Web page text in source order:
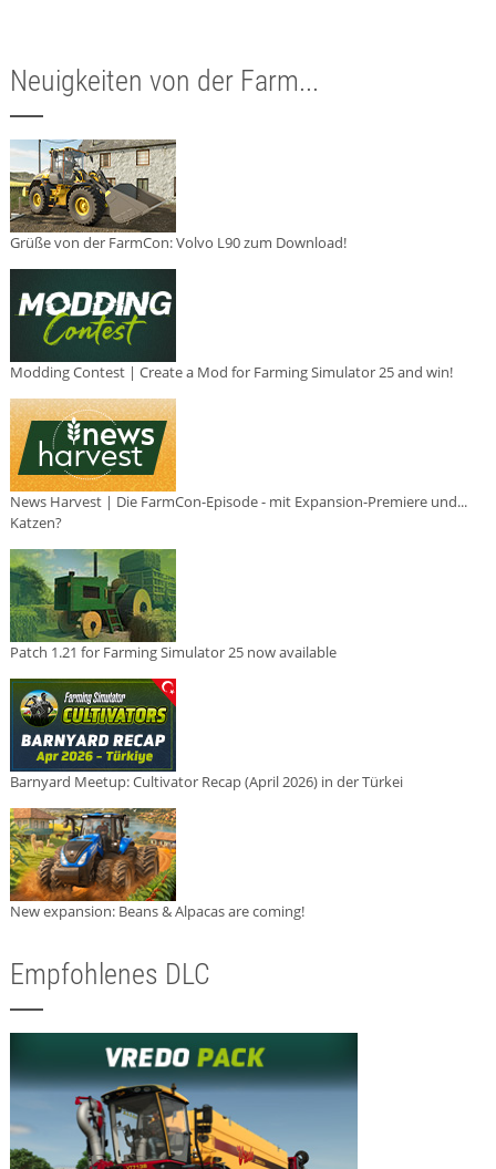
Neuigkeiten von der Farm...
Grüße von der FarmCon: Volvo L90 zum Download!
Modding Contest | Create a Mod for Farming Simulator 25 and win!
News Harvest | Die FarmCon-Episode - mit Expansion-Premiere und...
Katzen?
Patch 1.21 for Farming Simulator 25 now available
Barnyard Meetup: Cultivator Recap (April 2026) in der Türkei
New expansion: Beans & Alpacas are coming!
Empfohlenes DLC